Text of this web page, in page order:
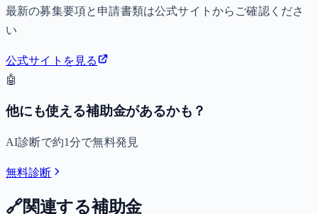
最新の募集要項と申請書類は公式サイトからご確認くださ
い
公式サイトを見る
🤖
他にも使える補助金があるかも？
AI診断で約1分で無料発見
無料診断
🔗関連する補助金